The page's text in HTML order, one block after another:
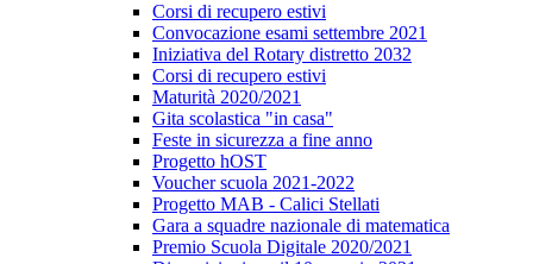
Corsi di recupero estivi
Convocazione esami settembre 2021
Iniziativa del Rotary distretto 2032
Corsi di recupero estivi
Maturità 2020/2021
Gita scolastica "in casa"
Feste in sicurezza a fine anno
Progetto hOST
Voucher scuola 2021-2022
Progetto MAB - Calici Stellati
Gara a squadre nazionale di matematica
Premio Scuola Digitale 2020/2021